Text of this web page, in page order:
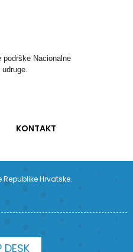
Nacionalne
KONTAKT
Hrvatske.
DESK